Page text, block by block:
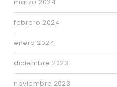
marzo 2024
febrero 2024
enero 2024
diciembre 2023
noviembre 2023